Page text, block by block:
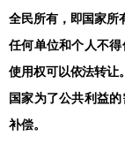
全民所有，即国家所
任何单位和个人不
使用权可以依法转让。
国家为了公共利益
补偿。